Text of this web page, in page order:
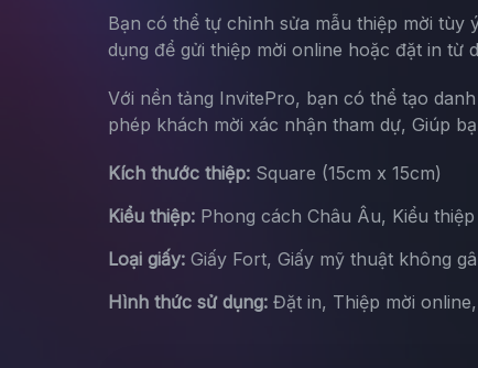
Bạn có thể tự chỉnh sửa mẫu thiệp mời tùy
dụng để gửi thiệp mời online hoặc đặt in từ
Với nền tảng InvitePro, bạn có thể tạo
phép khách mời xác nhận tham dự, Giúp
Kích thước thiệp: Square (15cm x 15cm)
Kiểu thiệp: Phong cách Châu Âu, Kiểu
Loại giấy: Giấy Fort, Giấy mỹ thuật không
Hình thức sử dụng: Đặt in, Thiệp mời